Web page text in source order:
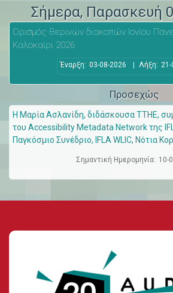
Σήμερα, Παρασκευή
Ορισμός θερινών διακοπών Ιονίου
Καλοκαίρι 2026
Έναρξη: 03-08-2026 | Λήξη: 21-
Προσεχώς
Η Μαρία Ασλανίδη, διδάσκουσα ΤΤΗΕ,
του Accessibility Metadata Network της
Παγκόσμιο Συνέδριο, IFLA WLIC, Νότια
Σημαντική Ημερομηνία: 10-